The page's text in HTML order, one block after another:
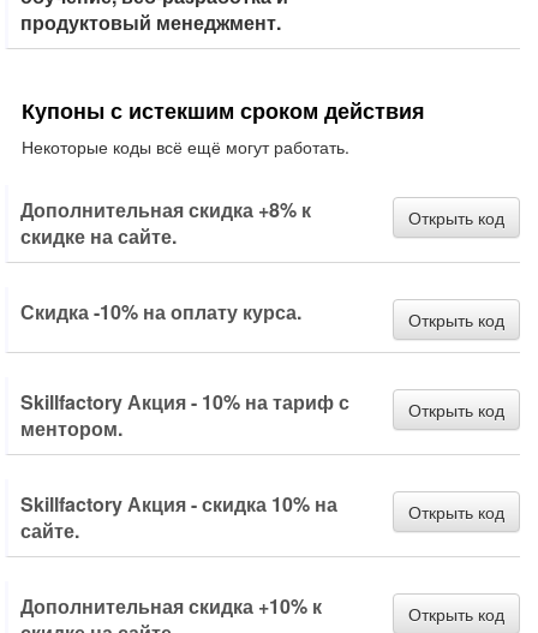
продуктовый менеджмент.
Купоны с истекшим сроком действия
Некоторые коды всё ещё могут работать.
Дополнительная скидка +8% к
скидке на сайте.
Открыть код
Скидка -10% на оплату курса. Открыть код
Skillfactory Акция - 10% на тариф с
ментором.
Открыть код
Skillfactory Акция - скидка 10% на
сайте.
Открыть код
Дополнительная скидка +10% к
Открыть код